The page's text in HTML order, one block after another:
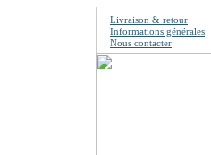
Livraison & retour
Informations générales
Nous contacter